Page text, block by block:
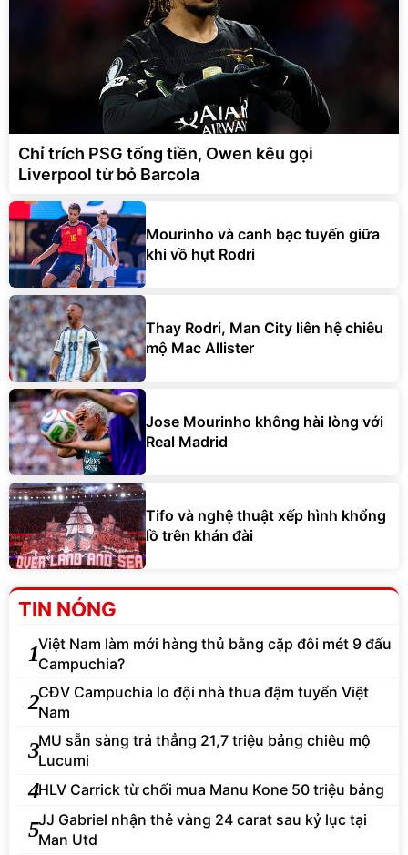
Chỉ trích PSG tống tiền, Owen kêu gọi
Liverpool từ bỏ Barcola
Mourinho và canh bạc tuyến giữa
khi vồ hụt Rodri
Thay Rodri, Man City liên hệ chiêu
mộ Mac Allister
Jose Mourinho không hài lòng với
Real Madrid
Tifo và nghệ thuật xếp hình khổng
lồ trên khán đài
TIN NÓNG
1Việt Nam làm mới hàng thủ bằng cặp đôi mét 9 đấu
Campuchia?
2CĐV Campuchia lo đội nhà thua đậm tuyển Việt
Nam
3MU sẵn sàng trả thẳng 21,7 triệu bảng chiêu mộ
Lucumi
4HLV Carrick từ chối mua Manu Kone 50 triệu bảng
5JJ Gabriel nhận thẻ vàng 24 carat sau kỷ lục tại
Man Utd